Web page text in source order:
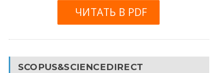
ЧИТАТЬ В PDF
SCOPUS&SCIENCEDIRECT